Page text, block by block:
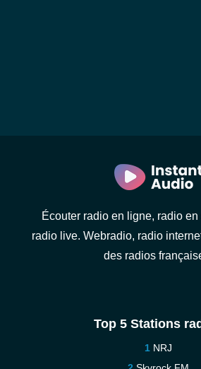
Écouter radio en ligne, radio
radio live. Webradio, radio
des radios
Top 5 Stations
NRJ